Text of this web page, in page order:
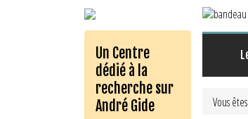
Un Centre
dédié à la
recherche sur
André Gide
Vous